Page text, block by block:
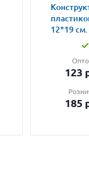
12*19 см.
123
185